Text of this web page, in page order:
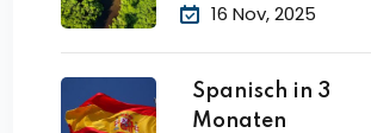
16 Nov, 2025
Spanisch in 3
Monaten